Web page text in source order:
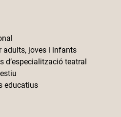
adults, joves i infants
d’especialització teatral
educatius